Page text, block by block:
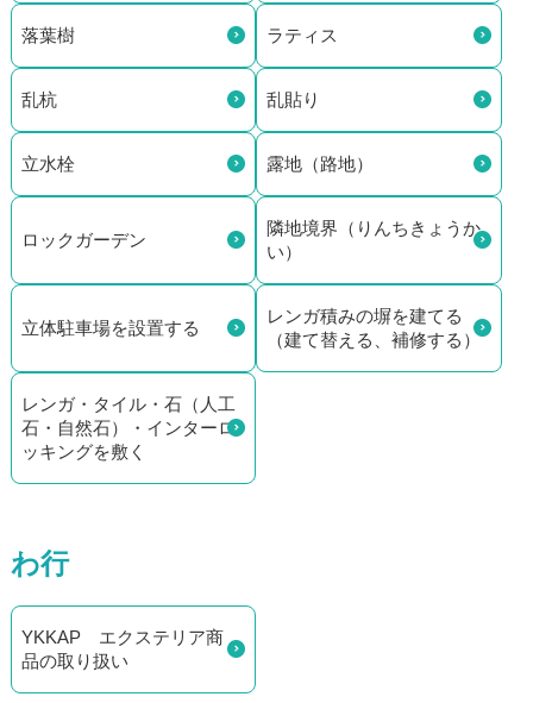
落葉樹 ラティス
乱杭 乱貼り
立水栓 露地（路地）
ロックガーデン
隣地境界（りんちきょうか
い）
立体駐車場を設置する
レンガ積みの塀を建てる
（建て替える、補修する）
レンガ・タイル・石（人工
石・自然石）・インターロ
ッキングを敷く
わ行
YKKAP エクステリア商
品の取り扱い